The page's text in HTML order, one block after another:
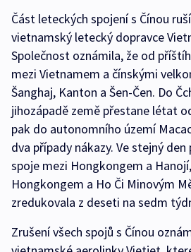
Část leteckých spojení s Čínou
vietnamský letecký dopravce
Společnost oznámila, že od
mezi Vietnamem a čínskými
Šanghaj, Kanton a Šen-Čen. Do
jihozápadě země přestane létat
pak do autonomního území
dva případy nákazy. Ve stejný
spoje mezi Hongkongem a
Hongkongem a Ho Či Minovým
zredukovala z deseti na sedm
Zrušení všech spojů s Čínou